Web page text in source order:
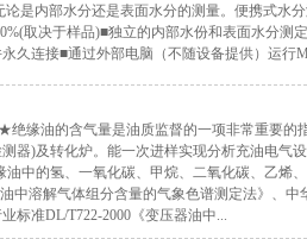
论是内部水分还是表面水分的测量。便携式水
取决于样品)■独立的内部水份和表面水分
久连接■通过外部电脑（不随设备提供）运行
绝缘油的含气量是油质监督的一项非常重要的
器)及转化炉。能一次进样实现分析充油电气
油中的氢、一氧化碳、甲烷、二氧化碳、乙烯
中溶解气体组分含量的气象色谱测定法》、
标准DL/T722-2000《变压器油中...